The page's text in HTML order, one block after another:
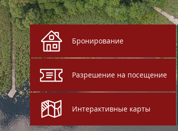
Бронирование
Разрешение на посещение
Интерактивные карты